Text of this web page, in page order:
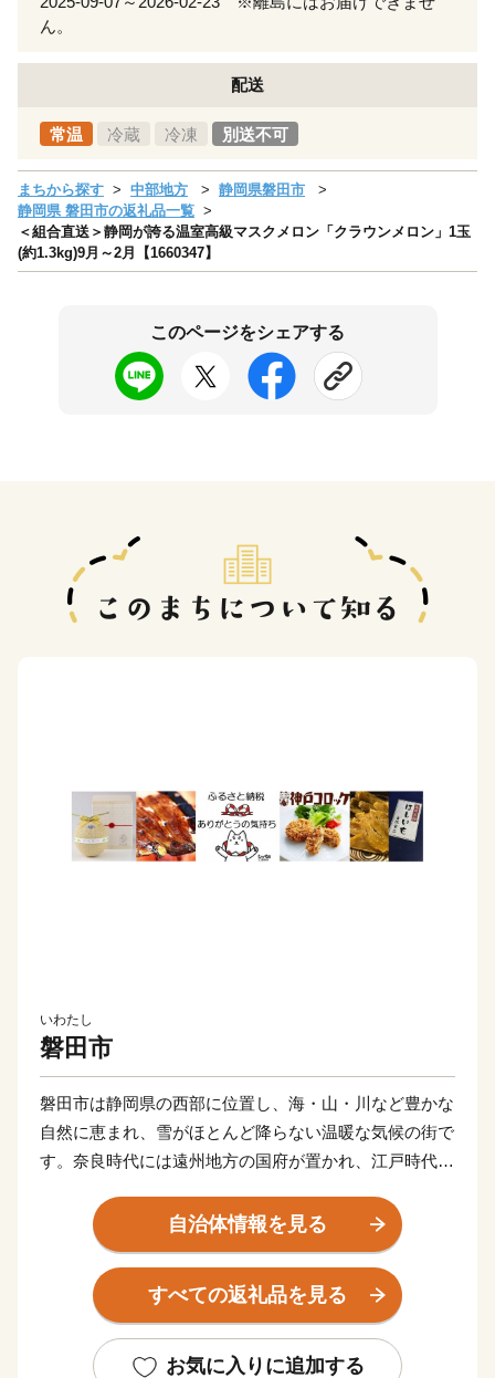
ん。
配送
常温 冷蔵 冷凍 別送不可
まちから探す 中部地方
静岡県磐田市
静岡県 磐田市の返礼品一覧
＜組合直送＞静岡が誇る温室高級マスクメロン「クラウンメロン」1玉
(約1.3kg)9月～2月【1660347】
このページをシェアする
いわたし
磐田市
磐田市は静岡県の西部に位置し、海・山・川など豊かな
自然に恵まれ、雪がほとんど降らない温暖な気候の街で
す。奈良時代には遠州地方の国府が置かれ、江戸時代に
み重ねられてきました。また、Jリーグ「ジュビロ磐
田」、及び「静岡ブルーレヴズ（ラグビー）」の本拠地
であり、スポーツのまちとして全国的に知られていま
自治体情報を見る
すべての返礼品を見る
お気に入りに追加する